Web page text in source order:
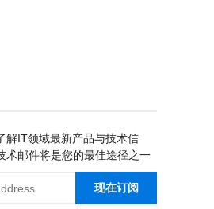
解IT领域最新产品与技术信
术邮件将是您的最佳途径之一
现在订阅